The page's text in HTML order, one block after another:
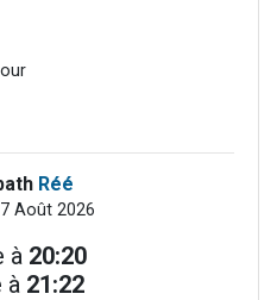
Réé
Août 2026
à 20:20
à 21:22